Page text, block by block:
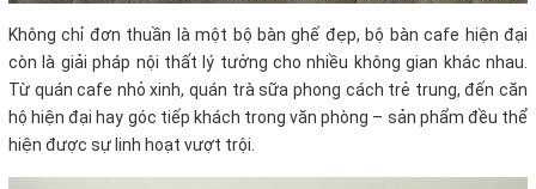
Không chỉ đơn thuần là một bộ bàn ghế đẹp, bộ bàn cafe hiện đại
còn là giải pháp nội thất lý tưởng cho nhiều không gian khác nhau.
Từ quán cafe nhỏ xinh, quán trà sữa phong cách trẻ trung, đến căn
hộ hiện đại hay góc tiếp khách trong văn phòng – sản phẩm đều thể
hiện được sự linh hoạt vượt trội.